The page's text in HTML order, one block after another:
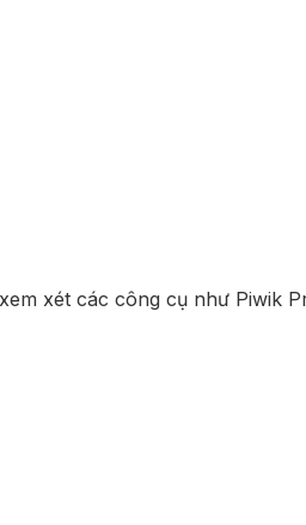
xét các công cụ như Piwik